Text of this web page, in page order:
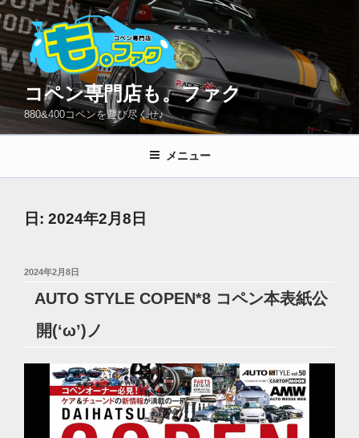
コ
ン
テ
ン
へ
ス
プ
コペン専門店も。ファク
880&400コペンを遊び尽くせ♪
メニュー
日: 2024年2月8日
投
2024年2月8日
AUTO STYLE COPEN*8 コペン本表紙公
開(‘ω’)ノ